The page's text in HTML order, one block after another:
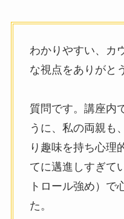
わかりやすい、カ
な視点をありがと
質問です。講座内
うに、私の両親も
り趣味を持ち心理
てに邁進しすぎて
トロール強め）で
た。